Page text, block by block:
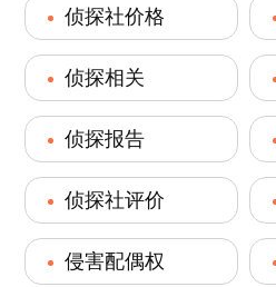
侦探社价格
侦探相关
侦探报告
侦探社评价
侵害配偶权